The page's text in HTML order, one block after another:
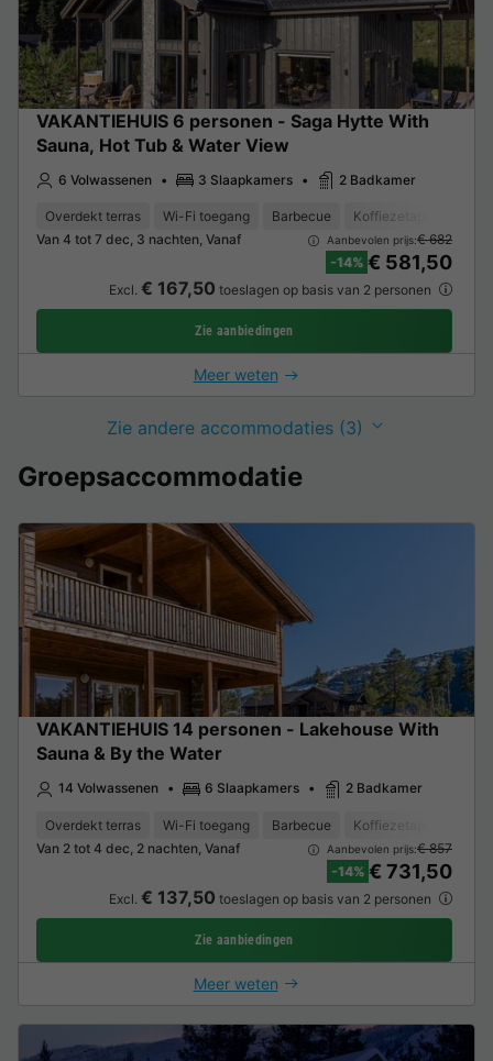
VAKANTIEHUIS 6 personen - Saga Hytte With
Sauna, Hot Tub & Water View
6 Volwassenen 3 Slaapkamers 2 Badkamer
Overdekt terras Wi-Fi toegang Barbecue Koffiezetapparaat
Van 4 tot 7 dec, 3 nachten, Vanaf
Aanbevolen prijs:€ 682
-14% € 581,50
Excl. € 167,50 toeslagen op basis van 2 personen
Zie aanbiedingen
Meer weten
Zie andere accommodaties (3)
Groepsaccommodatie
VAKANTIEHUIS 14 personen - Lakehouse With
Sauna & By the Water
14 Volwassenen 6 Slaapkamers 2 Badkamer
Overdekt terras Wi-Fi toegang Barbecue Koffiezetapparaat
Van 2 tot 4 dec, 2 nachten, Vanaf
Aanbevolen prijs:€ 857
-14% € 731,50
Excl. € 137,50 toeslagen op basis van 2 personen
Zie aanbiedingen
Meer weten